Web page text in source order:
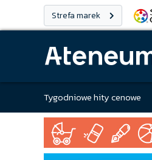
Strefa marek
Tygodniowe hity cenowe